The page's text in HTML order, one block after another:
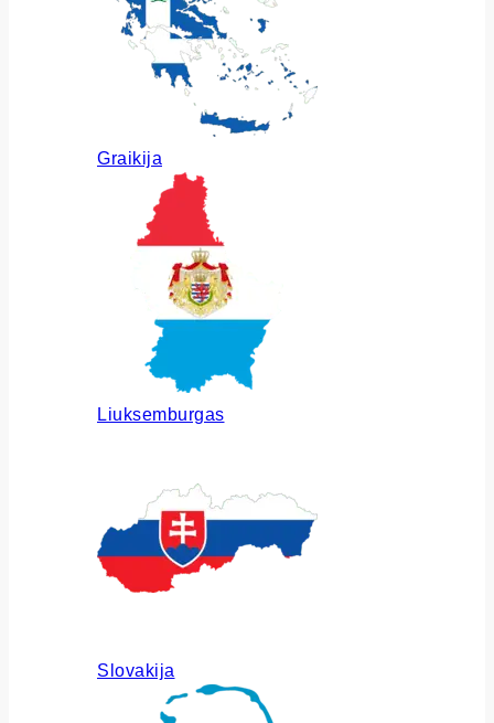
Graikija
Liuksemburgas
Slovakija